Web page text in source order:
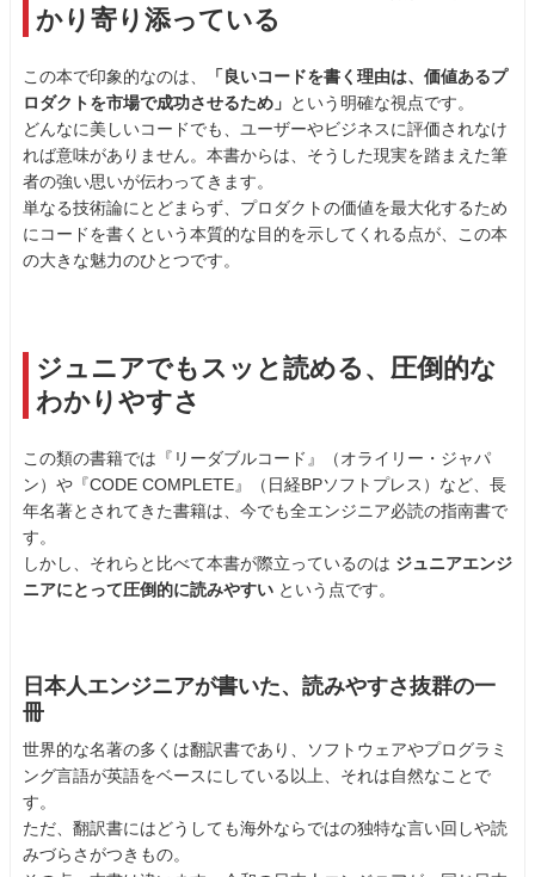
かり寄り添っている
この本で印象的なのは、
「良いコードを書く理由は、価値あるプ
ロダクトを市場で成功させるため」 という明確な視点です。
どんなに美しいコードでも、ユーザーやビジネスに評価されなけ
れば意味がありません。本書からは、そうした現実を踏まえた筆
者の強い思いが伝わってきます。
単なる技術論にとどまらず、プロダクトの価値を最大化するため
にコードを書くという本質的な目的を示してくれる点が、この本
の大きな魅力のひとつです。
ジュニアでもスッと読める、圧倒的な
わかりやすさ
この類の書籍では『リーダブルコード』（オライリー・ジャパ
ン）や『CODE COMPLETE』（日経BPソフトプレス）など、長
年名著とされてきた書籍は、今でも全エンジニア必読の指南書で
す。
しかし、それらと比べて本書が際立っているのは ジュニアエンジ
ニアにとって圧倒的に読みやすい という点です。
日本人エンジニアが書いた、読みやすさ抜群の一
冊
世界的な名著の多くは翻訳書であり、ソフトウェアやプログラミ
ング言語が英語をベースにしている以上、それは自然なことで
す。
ただ、翻訳書にはどうしても海外ならではの独特な言い回しや読
みづらさがつきもの。